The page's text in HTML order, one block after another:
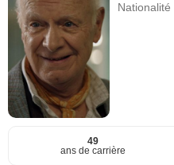
Nationalité
49
ans de carrière